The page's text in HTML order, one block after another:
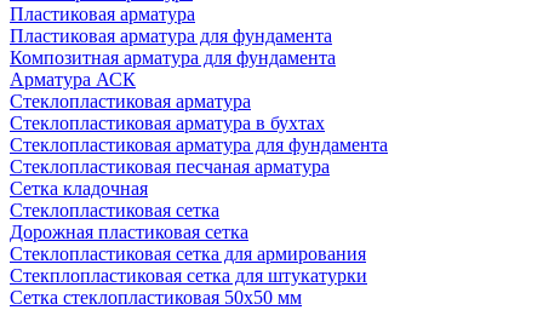
Пластиковая арматура
Пластиковая арматура для фундамента
Композитная арматура для фундамента
Арматура АСК
Cтеклопластиковая арматура
Стеклопластиковая арматура в бухтах
Стеклопластиковая арматура для фундамента
Стеклопластиковая песчаная арматура
Сетка кладочная
Стеклопластиковая сетка
Дорожная пластиковая сетка
Стеклопластиковая сетка для армирования
Стекплопластиковая сетка для штукатурки
Сетка стеклопластиковая 50x50 мм